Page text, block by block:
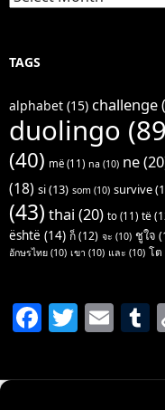
TAGS
alphabet (15) challenge
duolingo
(40) më (11) na (10) ne
(18) si(13) som (10) survive
(43) thai (20) to (11) të
është (14) ก็(12) จะ (10) ชูใจ
อักษรไทย (10) เขา (10) และ (10) โต
F
c
T
itt
E
ai
T